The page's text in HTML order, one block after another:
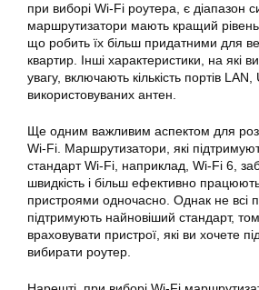
при виборі Wi-Fi роутера, є діапазон
маршрутизатори мають кращий рівень
що робить їх більш придатними для
квартир. Інші характеристики, на які
увагу, включають кількість портів LAN,
використовуваних антен.
Ще одним важливим аспектом для
Wi-Fi. Маршрутизатори, які
стандарт Wi-Fi, наприклад, Wi-Fi 6,
швидкість і більш ефективно
пристроями одночасно. Однак не всі
підтримують найновіший стандарт,
враховувати пристрої, які ви хочете
вибирати роутер.